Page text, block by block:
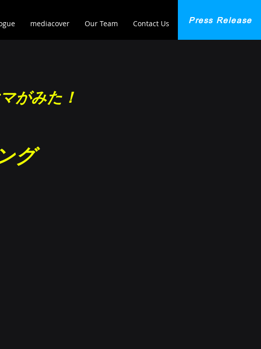
mediacover Our Team Contact Us Press Release
がみた！
グ